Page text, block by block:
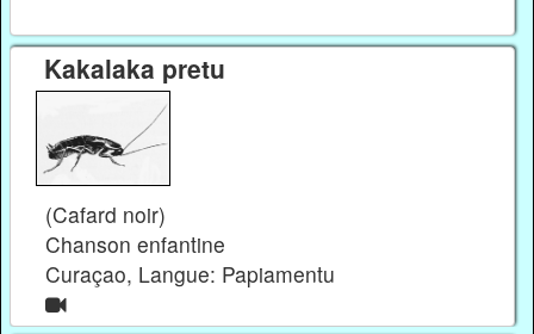
Kakalaka pretu
(Cafard noir)
Chanson enfantine
Curaçao, Langue: Papiamentu